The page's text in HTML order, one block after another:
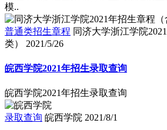
模..
普通类招生章程 同济大学浙江学院
类）
2021/5/26
皖西学院2021年招生录取查询
皖西学院2021年招生录取查询
录取查询 皖西学院 2021/8/1